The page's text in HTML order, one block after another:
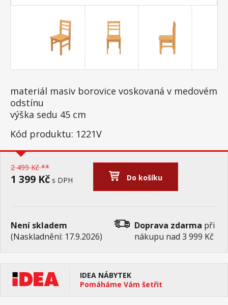
materiál masiv borovice voskovaná v medovém
odstínu
výška sedu 45 cm
Kód produktu: 1221V
2 499 Kč **
1 399 Kč s DPH Do košíku
Není skladem
(Naskladnění: 17.9.2026)
Doprava zdarma při
nákupu nad 3 999 Kč
IDEA NÁBYTEK
Pomáháme Vám šetřit